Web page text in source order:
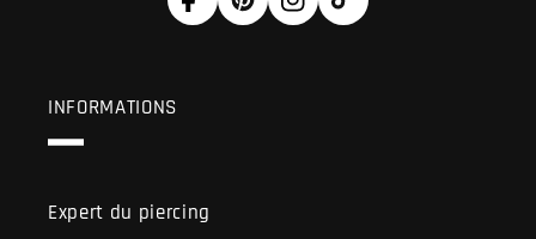
FacebookPinterestInstagram
TikTok
INFORMATIONS
Expert du piercing